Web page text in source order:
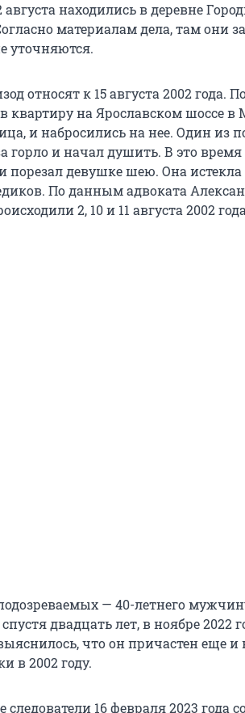
августа находились в деревне
материалам дела, там они
уточняются.
относят к 15 августа 2002 года.
квартиру на Ярославском шоссе в
и набросились на нее. Один из
горло и начал душить. В это
девушке шею. Она истекла
По данным адвоката
2, 10 и 11 августа 2002
— 40-летнего
двадцать лет, в ноябре 2022
что он причастен еще и
в 2002 году.
следователи 16 февраля 2023 года